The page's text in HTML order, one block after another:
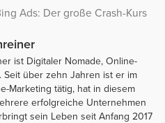
Ads: Der große Crash-Kurs
ist Digitaler Nomade, Online-
Seit über zehn Jahren ist er im
Marketing tätig, hat in diesem
erfolgreiche Unternehmen
sein Leben seit Anfang 2017